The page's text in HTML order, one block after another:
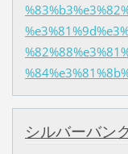
シルバーバン